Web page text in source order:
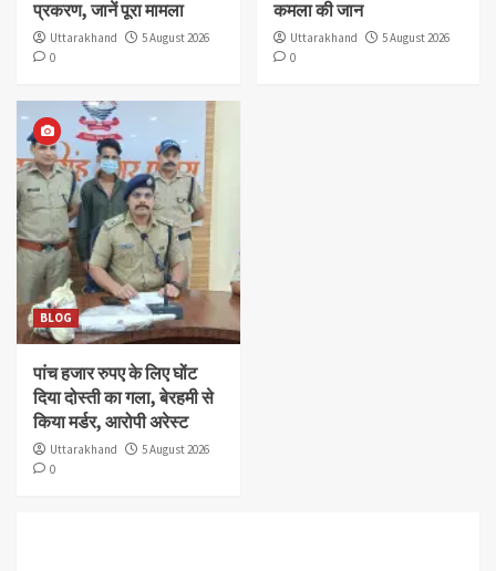
प्रकरण, जानें पूरा मामला
Uttarakhand
5 August 2026
0
कमला की जान
Uttarakhand
5 August 2026
0
BLOG
पांच हजार रुपए के लिए घोंट
दिया दोस्ती का गला, बेरहमी से
किया मर्डर, आरोपी अरेस्ट
Uttarakhand
5 August 2026
0